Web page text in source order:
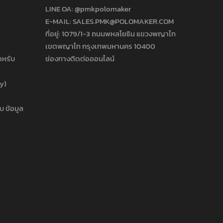
หรับ
ข้อมูล
LINE OA:@pmkpolomaker
E-MAIL: SALES.PMK@POLOMAKER.COM
ที่อยู่: 1079/1-3 ถนนพหลโยธิน แขวงพญาไท
เขตพญาไท กรุงเทพมหานคร 10400
ช่องทางติดต่อออนไลน์